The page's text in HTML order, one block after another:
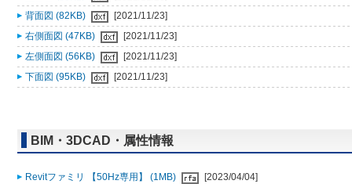
背面図 (82KB)
[2021/11/23]
右側面図 (47KB)
[2021/11/23]
左側面図 (56KB)
[2021/11/23]
下面図 (95KB)
[2021/11/23]
BIM・3DCAD・属性情報
Revitファミリ 【50Hz専用】 (1MB)
[2023/04/04]